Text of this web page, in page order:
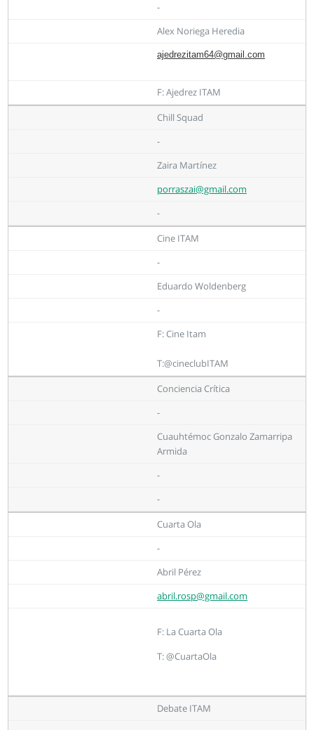
-
Alex Noriega Heredia
ajedrezitam64@gmail.com
F: Ajedrez ITAM
Chill Squad
-
Zaira Martínez
porraszai@gmail.com
-
Cine ITAM
-
Eduardo Woldenberg
-
F: Cine Itam
T:@cineclubITAM
Conciencia Crítica
-
Cuauhtémoc Gonzalo Zamarripa
Armida
-
-
Cuarta Ola
-
Abril Pérez
abril.rosp@gmail.com
F: La Cuarta Ola
T: @CuartaOla
Debate ITAM